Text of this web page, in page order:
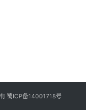
蜀ICP备14001718号